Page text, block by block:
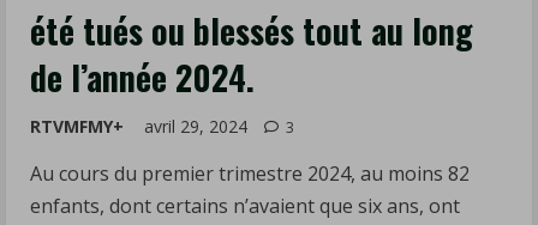
en
Haïti
(BINUH),
publié
été tués ou blessés tout au long
de l’année 2024.
RTVMFMY+ avril 29, 2024 3
Au cours du premier trimestre 2024, au moins 82
enfants, dont certains n’avaient que six ans, ont